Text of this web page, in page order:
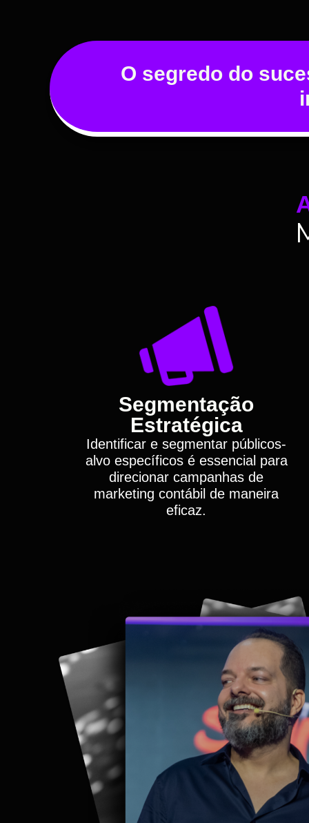
O segredo do
Segmentação
Estratégica
Identificar e segmentar públicos-
alvo específicos é essencial para
direcionar campanhas de
marketing contábil de maneira
eficaz.